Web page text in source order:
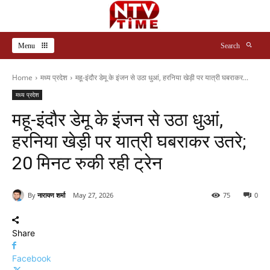
Menu Search
Home मध्य प्रदेश महू-इंदौर डेमू के इंजन से उठा धुआं, हरनिया खेड़ी पर यात्री घबराकर...
मध्य प्रदेश
महू-इंदौर डेमू के इंजन से उठा धुआं,
हरनिया खेड़ी पर यात्री घबराकर उतरे;
20 मिनट रुकी रही ट्रेन
By नारायण शर्मा May 27, 2026 0
75
Share
Facebook